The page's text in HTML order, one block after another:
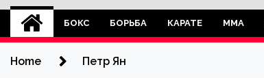
БОКС БОРЬБА КАРАТЕ ММА
Home Петр Ян